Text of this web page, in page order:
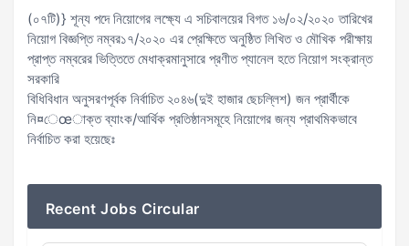
(০৭টি)} শূন্য পদে নিয়োগের লক্ষ্যে এ সচিবালয়ের বিগত ১৬/০২/২০২০ তারিখের
নিয়োগ বিজ্ঞপ্তি নম্বর১৭/২০২০ এর প্রেক্ষিতে অনুষ্ঠিত লিখিত ও মৌখিক পরীক্ষায়
প্রাপ্ত নম্বরের ভিত্তিতে মেধাক্রমানুসারে প্রণীত প্যানেল হতে নিয়োগ সংক্রান্ত
সরকারি
বিধিবিধান অনুসরণপূর্বক নির্বাচিত ২০৪৬(দুই হাজার ছেচল্লিশ) জন প্রার্থীকে
নি¤েœাক্ত ব্যাংক/আর্থিক প্রতিষ্ঠানসমূহে নিয়োগের জন্য প্রাথমিকভাবে
নির্বাচিত করা হয়েছেঃ
Recent Jobs Circular